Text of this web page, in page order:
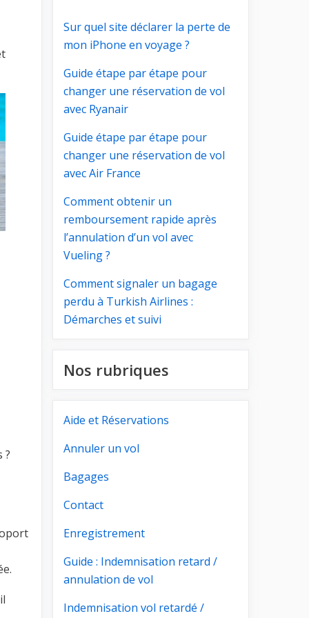
?
Sur quel site déclarer la perte de
mon iPhone en voyage ?
Guide étape par étape pour
changer une réservation de vol
avec Ryanair
Guide étape par étape pour
changer une réservation de vol
avec Air France
Comment obtenir un
remboursement rapide après
l’annulation d’un vol avec
Vueling ?
Comment signaler un bagage
perdu à Turkish Airlines :
Démarches et suivi
Nos rubriques
Aide et Réservations
Annuler un vol
Bagages
Contact
Enregistrement
Guide : Indemnisation retard /
annulation de vol
Indemnisation vol retardé /